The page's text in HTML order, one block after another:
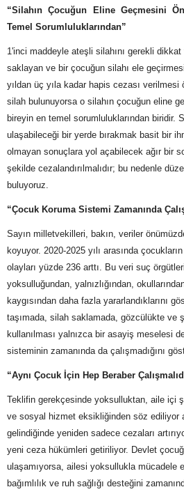
“Silahın Çocuğun Eline Geçmesini
Temel Sorumluluklarından”
1'inci maddeyle ateşli silahını gerekli
saklayan ve bir çocuğun silahı ele
yıldan üç yıla kadar hapis cezası
silah bulunuyorsa o silahın çocuğun eline
bireyin en temel sorumluluklarından biridir.
ulaşabileceği bir yerde bırakmak basit bir
olmayan sonuçlara yol açabilecek ağır bir
şekilde cezalandırılmalıdır; bu nedenle
buluyoruz.
“Çocuk Koruma Sistemi Zamanında
Sayın milletvekilleri, bakın, veriler
koyuyor. 2020-2025 yılı arasında
olayları yüzde 236 arttı. Bu veri suç
yoksulluğundan, yalnızlığından,
kaygısından daha fazla yararlandıklarını
taşımada, silah saklamada, gözcülükte ve
kullanılması yalnızca bir asayiş meselesi
sisteminin zamanında da çalışmadığını
“Aynı Çocuk İçin Hep Beraber
Teklifin gerekçesinde yoksulluktan, aile içi
ve sosyal hizmet eksikliğinden söz ediliyor
gelindiğinde yeniden sadece cezaları
yeni ceza hükümleri getiriliyor. Devlet
ulaşamıyorsa, ailesi yoksullukla mücadele
bağımlılık ve ruh sağlığı desteğini